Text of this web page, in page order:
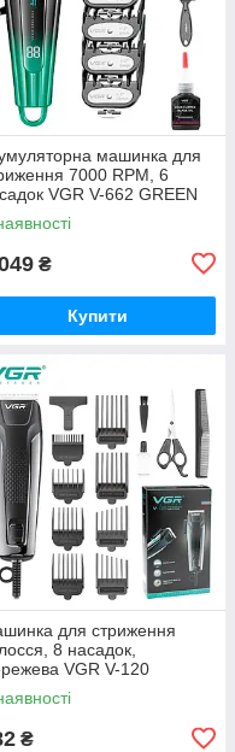
машинка для
7000 RPM, 6
VGR V-662 GREEN
₴
Купити
для стриження
8 насадок,
VGR V-120
₴